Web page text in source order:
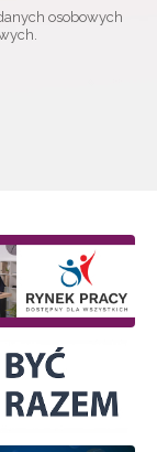
osobowych